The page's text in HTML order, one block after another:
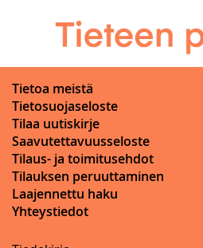
Tietoa meistä
Tietosuojaseloste
Tilaa uutiskirje
Saavutettavuusseloste
Tilaus- ja toimitusehdot
Tilauksen peruuttaminen
Laajennettu haku
Yhteystiedot